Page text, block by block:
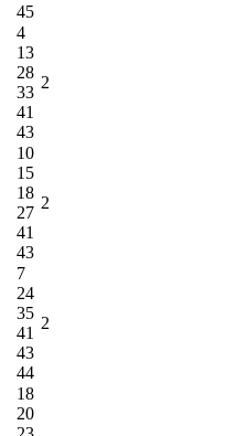
45
4
13
28
33
41
43
2
10
15
18
27
41
43
2
7
24
35
41
43
44
2
18
20